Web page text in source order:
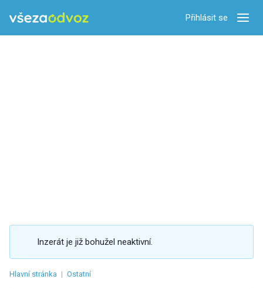
Přihlásit se
Inzerát je již bohužel neaktivní.
Hlavní stránka | Ostatní